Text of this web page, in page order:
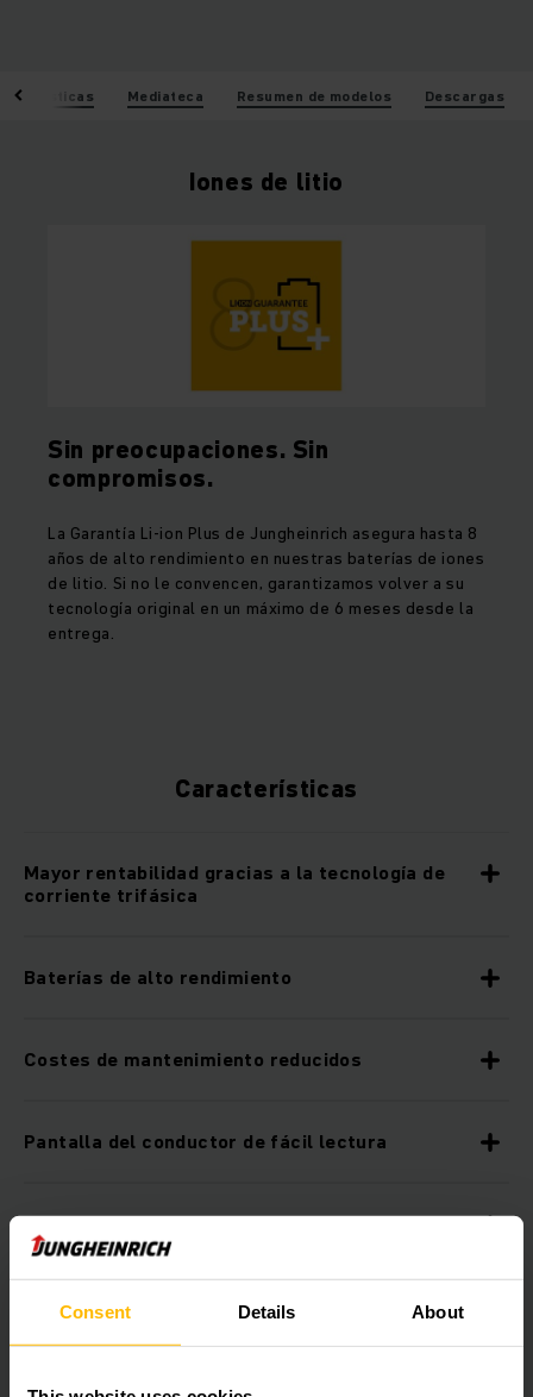
Consent Details About
Mediateca Resumen de modelos Descargas
Iones de litio
Sin preocupaciones. Sin
compromisos.
La Garantía Li-ion Plus de Jungheinrich asegura hasta 8
años de alto rendimiento en nuestras baterías de iones
de litio. Si no le convencen, garantizamos volver a su
tecnología original en un máximo de 6 meses desde la
entrega.
Características
Mayor rentabilidad gracias a la tecnología de
corriente trifásica
Baterías de alto rendimiento
Costes de mantenimiento reducidos
Pantalla del conductor de fácil lectura
Parte de carga para la toma longitudinal y
transversal de los palets